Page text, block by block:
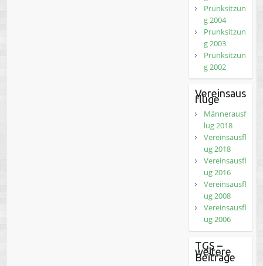
Prunksitzun
g 2004
Prunksitzun
g 2003
Prunksitzun
g 2002
Vereinsaus
flüge
Männerausf
lug 2018
Vereinsausfl
ug 2018
Vereinsausfl
ug 2016
Vereinsausfl
ug 2008
Vereinsausfl
ug 2006
TGS –
weitere
Beiträge